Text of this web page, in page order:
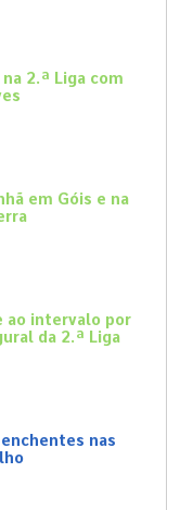
2.ª Liga com
em Góis e na
ao intervalo por
da 2.ª Liga
nas